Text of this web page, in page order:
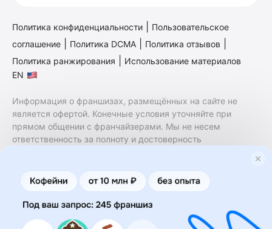
Политика конфиденциальности
Пользовательское
соглашение
Политика DCMA Политика отзывов
Политика ранжирования
Использование материалов
EN
Информация о франшизах, размещённых на сайте не
является офертой. Конечные условия уточняйте при
прямом общении с франчайзерами. Мы не несем
ответственность за полноту и достоверность
финансовые услуги. Заключение договоров
коммерческой концессии (франчайзинга) осуществляется
правообладателями/их представителями. Бизнесменс.ру
не является посредником или представителем